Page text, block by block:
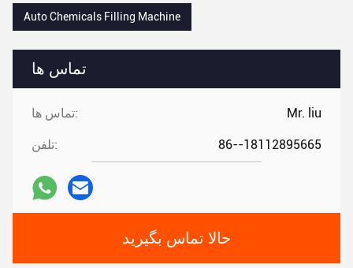
تماس ها
تماس ها: Mr. liu
تلفن: 86--18112895665
حالا تماس بگیرید
Auto Chemicals Filling Machine